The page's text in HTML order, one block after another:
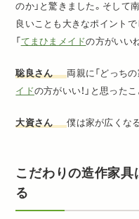
のか」と驚きました。そして
良いことも大きなポイントで
「 てまひまメイドの方がいい
聡良さん 両親に「どっちの
イドの方がいい！」と思った
大資さん 僕は家が広くな
こだわりの造作家具
る